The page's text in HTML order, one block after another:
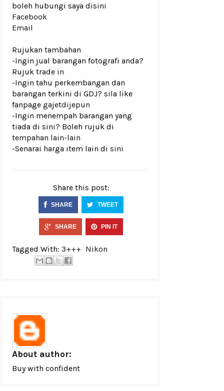
boleh hubungi saya disini
Facebook
Email
Rujukan tambahan
-Ingin jual barangan fotografi anda?
Rujuk trade in
-Ingin tahu perkembangan dan
barangan terkini di GDJ? sila like
fanpage gajetdijepun
-Ingin menempah barangan yang
tiada di sini? Boleh rujuk di
tempahan lain-lain
-Senarai harga item lain di sini
Share this post:
SHARE TWEET
SHARE PIN IT
Tagged With: 3+++ Nikon
About author:
Buy with confident